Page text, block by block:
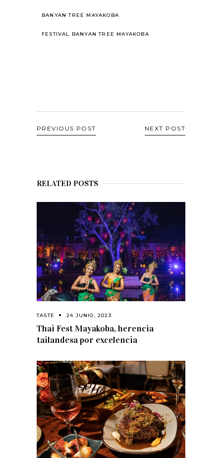
BANYAN TREE MAYAKOBA
FESTIVAL BANYAN TREE MAYAKOBA
PREVIOUS POST NEXT POST
RELATED POSTS
TASTE 24 JUNIO, 2023
Thai Fest Mayakoba, herencia
tailandesa por excelencia